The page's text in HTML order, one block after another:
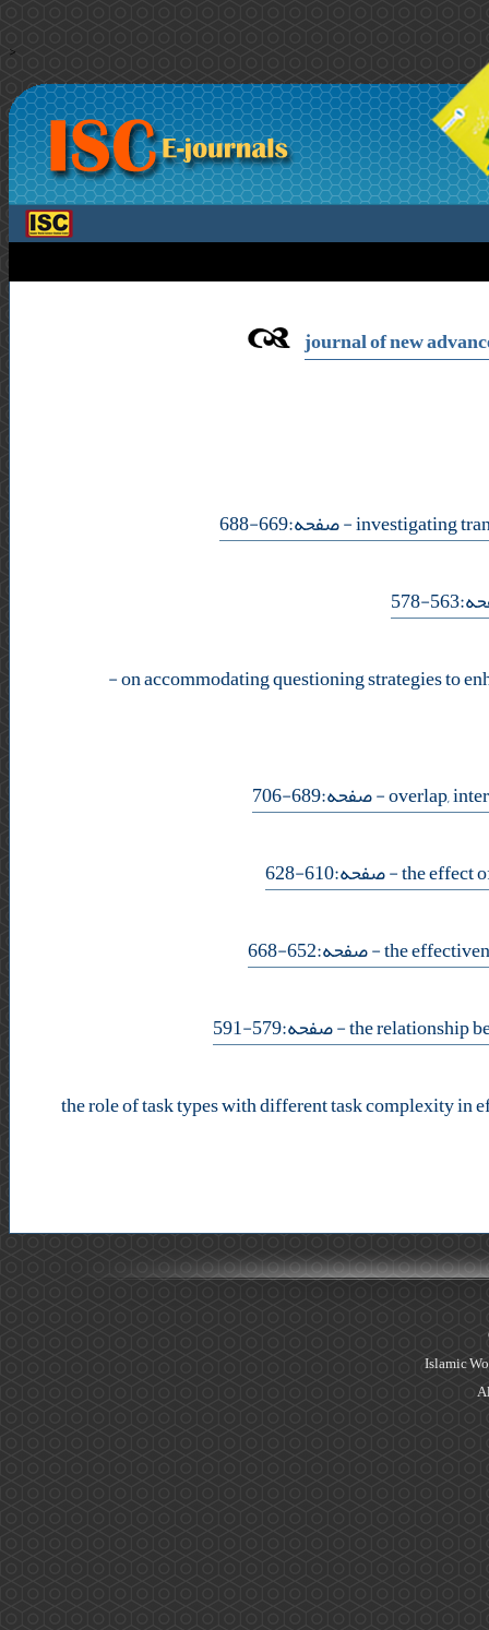
>
journal of new
- صفحه:669-688
578
-
- صفحه:689-706
- صفحه:610-628
- صفحه:652-668
- صفحه:579-591
the role of task types with different task complexity in
Islamic